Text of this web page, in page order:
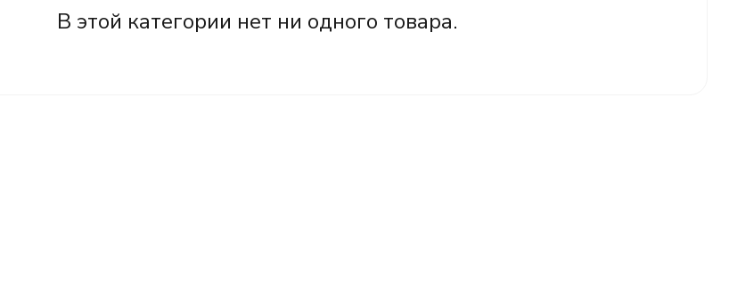
В этой категории нет ни одного товара.